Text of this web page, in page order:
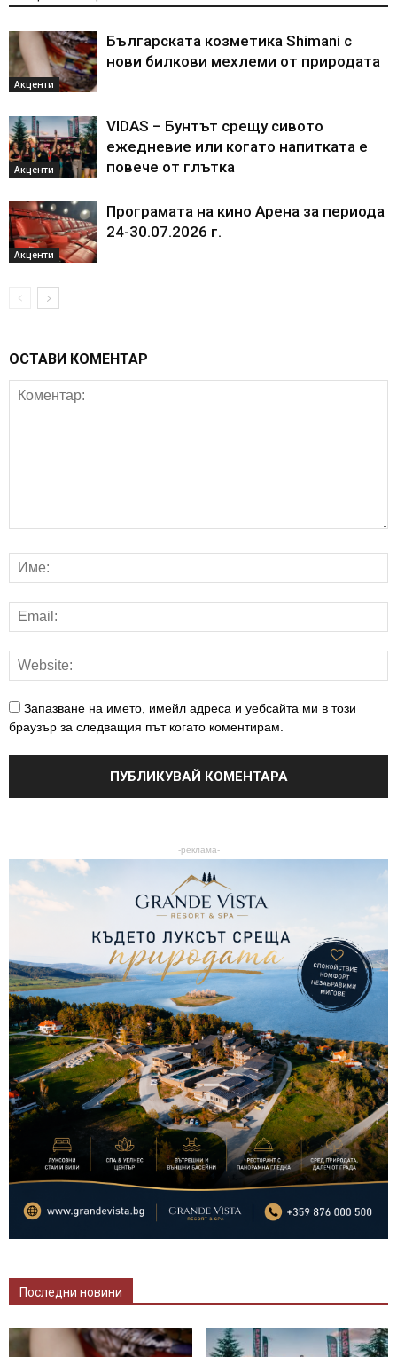
Акценти
Българската козметика Shimani с
нови билкови мехлеми от природата
Акценти
VIDAS – Бунтът срещу сивото
ежедневие или когато напитката е
повече от глътка
Акценти
Програмата на кино Арена за периода
24-30.07.2026 г.
ОСТАВИ КОМЕНТАР
Запазване на името, имейл адреса и уебсайта ми в този
браузър за следващия път когато коментирам.
-реклама-
Последни новини